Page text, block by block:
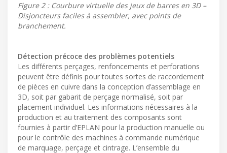
Figure 2 : Courbure virtuelle des jeux de barres en 3D –
Disjoncteurs faciles à assembler, avec points de
branchement.
Détection précoce des problèmes potentiels
Les différents perçages, renfoncements et perforations
peuvent être définis pour toutes sortes de raccordement
de pièces en cuivre dans la conception d’assemblage en
3D, soit par gabarit de perçage normalisé, soit par
placement individuel. Les informations nécessaires à la
production et au traitement des composants sont
fournies à partir d’EPLAN pour la production manuelle ou
pour le contrôle des machines à commande numérique
de marquage, perçage et cintrage. L’ensemble du